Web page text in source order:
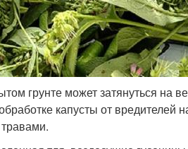
грунте может затянуться на
капусты от вредителей